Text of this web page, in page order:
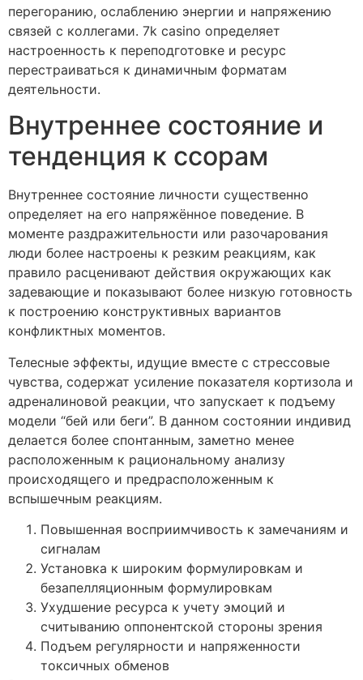
перегоранию, ослаблению энергии и напряжению
связей с коллегами. 7k casino определяет
настроенность к переподготовке и ресурс
перестраиваться к динамичным форматам
деятельности.
Внутреннее состояние и
тенденция к ссорам
Внутреннее состояние личности существенно
определяет на его напряжённое поведение. В
моменте раздражительности или разочарования
люди более настроены к резким реакциям, как
правило расценивают действия окружающих как
задевающие и показывают более низкую готовность
к построению конструктивных вариантов
конфликтных моментов.
Телесные эффекты, идущие вместе с стрессовые
чувства, содержат усиление показателя кортизола и
адреналиновой реакции, что запускает к подъему
модели “бей или беги”. В данном состоянии индивид
делается более спонтанным, заметно менее
расположенным к рациональному анализу
происходящего и предрасположенным к
вспышечным реакциям.
Повышенная восприимчивость к замечаниям и
сигналам
Установка к широким формулировкам и
безапелляционным формулировкам
Ухудшение ресурса к учету эмоций и
считыванию оппонентской стороны зрения
Подъем регулярности и напряженности
токсичных обменов